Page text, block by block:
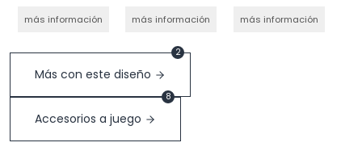
más información más información más información
Más con este diseño
2
Accesorios a juego
8